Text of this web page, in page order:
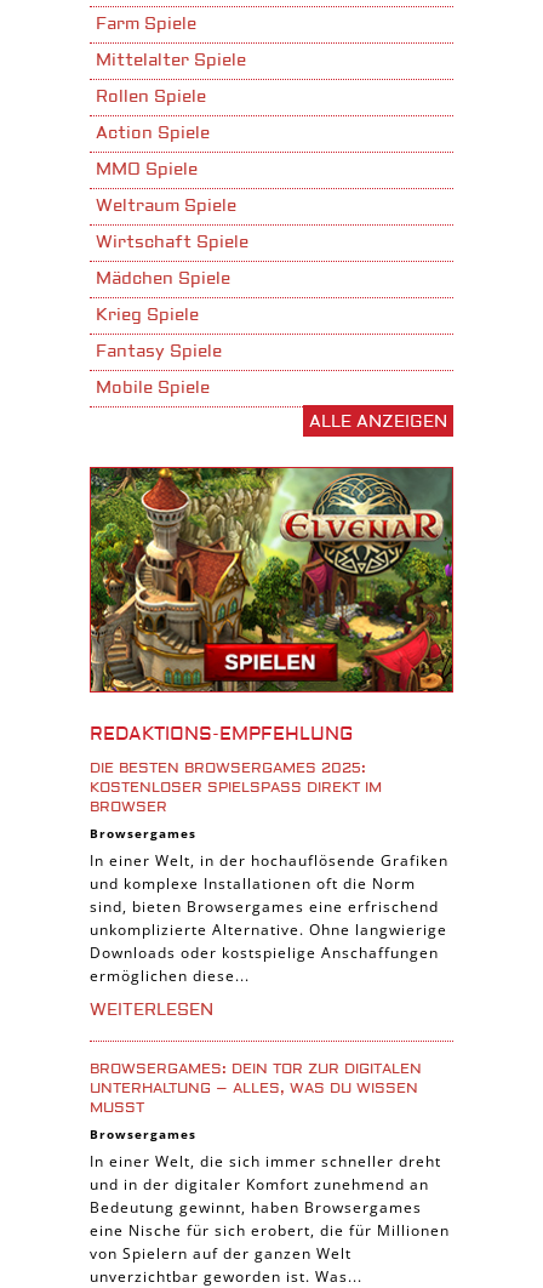
Farm Spiele
Mittelalter Spiele
Rollen Spiele
Action Spiele
MMO Spiele
Weltraum Spiele
Wirtschaft Spiele
Mädchen Spiele
Krieg Spiele
Fantasy Spiele
Mobile Spiele
Download Spiele
3D Spiele
Tablet Spiele
Android Spiele
iPhone Spiele
iOS Spiele
iPad Spiele
Denk Spiele
Piraten Spiele
Sport Spiele
Pferde Spiele
Simulation Spiele
Tier Spiele
Casual Spiele
Abenteuer Spiele
Online Spiele
3-Gewinnt Spiele
Trading Card Spiele
Manager Spiele
ALLE ANZEIGEN
REDAKTIONS-EMPFEHLUNG
DIE BESTEN BROWSERGAMES 2025:
KOSTENLOSER SPIELSPASS DIREKT IM B
ROWSER
Browsergames
In einer Welt, in der hochauflösende Grafiken
und komplexe Installationen oft die Norm
sind, bieten Browsergames eine erfrischend
unkomplizierte Alternative. Ohne langwierige
Downloads oder kostspielige Anschaffungen
ermöglichen diese...
WEITERLESEN
BROWSERGAMES: DEIN TOR ZUR DIGITALEN
UNTERHALTUNG – ALLES, WAS DU WISSEN
MUSST
Browsergames
In einer Welt, die sich immer schneller dreht
und in der digitaler Komfort zunehmend an
Bedeutung gewinnt, haben Browsergames
eine Nische für sich erobert, die für Millionen
von Spielern auf der ganzen Welt
unverzichtbar geworden ist. Was...